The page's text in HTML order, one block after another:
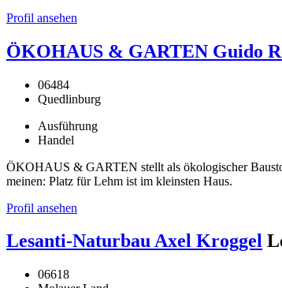
Profil ansehen
ÖKOHAUS & GARTEN Guido
06484
Quedlinburg
Ausführung
Handel
ÖKOHAUS & GARTEN stellt als ökologischer
meinen: Platz für Lehm ist im kleinsten Haus.
Profil ansehen
Lesanti-Naturbau Axel Kroggel
06618